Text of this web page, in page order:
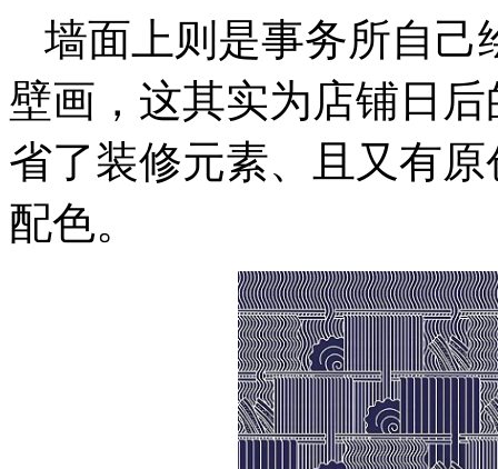
墙面上则是事务所自己
壁画，这其实为店铺日
省了装修元素、且又有
配色。